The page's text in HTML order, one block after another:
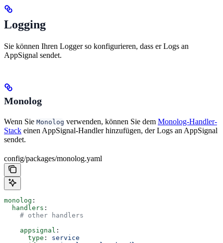
Logging
Sie können Ihren Logger so konfigurieren, dass er Logs an
AppSignal sendet.
Monolog
Wenn Sie Monolog verwenden, können Sie dem Monolog-Handler-
Stack einen AppSignal-Handler hinzufügen, der Logs an AppSignal
sendet.
config/packages/monolog.yaml
monolog :
  handlers
:
    # other handlers
    appsignal
:
      type
: service